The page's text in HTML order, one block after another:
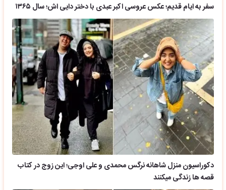
سفر به ایام قدیم؛ عکس عروسی اکبر عبدی با دختر دایی اش؛ سال ۱۳۶۵
دکوراسیون منزل شاهانه نرگس محمدی و علی اوجی؛ این زوج در کتاب
قصه ها زندگی میکنند